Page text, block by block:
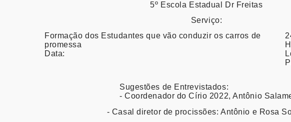
5º Escola Estadual Dr Freitas
Serviço:
Formação dos Estudantes que vão conduzir os carros de
promessa
Data:
Sugestões de Entrevistados:
- Coordenador do Círio 2022, Antônio
- Casal diretor de procissões: Antônio e Rosa